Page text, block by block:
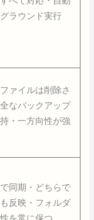
ラウンド実行
ァイルは削除さ
なバックアップ
・一方向性が強
同期・どちらで
反映・フォルダ